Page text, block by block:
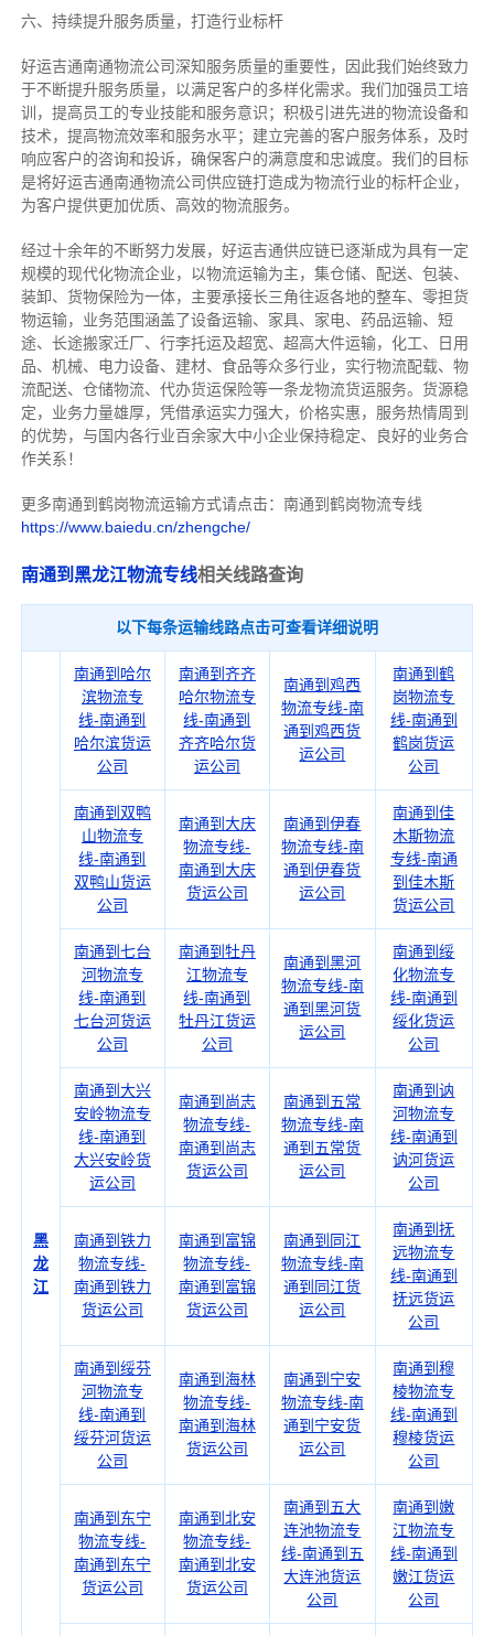
六、持续提升服务质量，打造行业标杆
好运吉通南通物流公司深知服务质量的重要性，因此我们始终致力
于不断提升服务质量，以满足客户的多样化需求。我们加强员工培
训，提高员工的专业技能和服务意识；积极引进先进的物流设备和
技术，提高物流效率和服务水平；建立完善的客户服务体系，及时
响应客户的咨询和投诉，确保客户的满意度和忠诚度。我们的目标
是将好运吉通南通物流公司供应链打造成为物流行业的标杆企业，
为客户提供更加优质、高效的物流服务。
经过十余年的不断努力发展，好运吉通供应链已逐渐成为具有一定
规模的现代化物流企业，以物流运输为主，集仓储、配送、包装、
装卸、货物保险为一体，主要承接长三角往返各地的整车、零担货
物运输，业务范围涵盖了设备运输、家具、家电、药品运输、短
途、长途搬家迁厂、行李托运及超宽、超高大件运输，化工、日用
品、机械、电力设备、建材、食品等众多行业，实行物流配载、物
流配送、仓储物流、代办货运保险等一条龙物流货运服务。货源稳
定，业务力量雄厚，凭借承运实力强大，价格实惠，服务热情周到
的优势，与国内各行业百余家大中小企业保持稳定、良好的业务合
作关系！
更多南通到鹤岗物流运输方式请点击：南通到鹤岗物流专线
https://www.baiedu.cn/zhengche/
南通到黑龙江物流专线相关线路查询
以下每条运输线路点击可查看详细说明
黑
龙
江
南通到哈尔
滨物流专
线-南通到
哈尔滨货运
公司
南通到齐齐
哈尔物流专
线-南通到
齐齐哈尔货
运公司
南通到鸡西
物流专线-南
通到鸡西货
运公司
南通到鹤
岗物流专
线-南通到
鹤岗货运
公司
南通到双鸭
山物流专
线-南通到
双鸭山货运
公司
南通到大庆
物流专线-
南通到大庆
货运公司
南通到伊春
物流专线-南
通到伊春货
运公司
南通到佳
木斯物流
专线-南通
到佳木斯
货运公司
南通到七台
河物流专
线-南通到
七台河货运
公司
南通到牡丹
江物流专
线-南通到
牡丹江货运
公司
南通到黑河
物流专线-南
通到黑河货
运公司
南通到绥
化物流专
线-南通到
绥化货运
公司
南通到大兴
安岭物流专
线-南通到
大兴安岭货
运公司
南通到尚志
物流专线-
南通到尚志
货运公司
南通到五常
物流专线-南
通到五常货
运公司
南通到讷
河物流专
线-南通到
讷河货运
公司
南通到铁力
物流专线-
南通到铁力
货运公司
南通到富锦
物流专线-
南通到富锦
货运公司
南通到同江
物流专线-南
通到同江货
运公司
南通到抚
远物流专
线-南通到
抚远货运
公司
南通到绥芬
河物流专
线-南通到
绥芬河货运
公司
南通到海林
物流专线-
南通到海林
货运公司
南通到宁安
物流专线-南
通到宁安货
运公司
南通到穆
棱物流专
线-南通到
穆棱货运
公司
南通到东宁
物流专线-
南通到东宁
货运公司
南通到北安
物流专线-
南通到北安
货运公司
南通到五大
连池物流专
线-南通到五
大连池货运
公司
南通到嫩
江物流专
线-南通到
嫩江货运
公司